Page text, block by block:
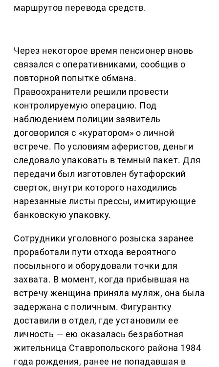
маршрутов перевода средств.
Через некоторое время пенсионер вновь
связался с оперативниками, сообщив о
повторной попытке обмана.
Правоохранители решили провести
контролируемую операцию. Под
наблюдением полиции заявитель
договорился с «куратором» о личной
встрече. По условиям аферистов, деньги
следовало упаковать в темный пакет. Для
передачи был изготовлен бутафорский
сверток, внутри которого находились
нарезанные листы прессы, имитирующие
банковскую упаковку.
Сотрудники уголовного розыска заранее
проработали пути отхода вероятного
посыльного и оборудовали точки для
захвата. В момент, когда прибывшая на
встречу женщина приняла муляж, она была
задержана с поличным. Фигурантку
доставили в отдел, где установили ее
личность — ею оказалась безработная
жительница Ставропольского района 1984
года рождения, ранее не попадавшая в